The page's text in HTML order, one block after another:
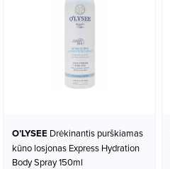
O’LYSEE
kūno losjonas Express Hydration
Body Spray 150ml